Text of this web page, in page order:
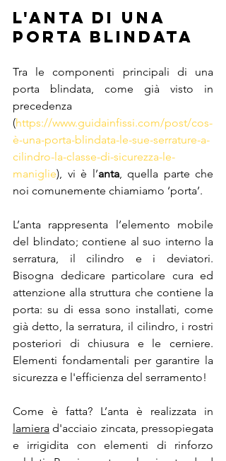
l'anta di una
porta blindata
Tra le componenti principali di una
porta blindata, come già visto in
precedenza
(https://www.guidainfissi.com/post/cos-
è-una-porta-blindata-le-sue-serrature-a-
cilindro-la-classe-di-sicurezza-le-
maniglie), vi è l’anta, quella parte che
noi comunemente chiamiamo ‘porta’.
L’anta rappresenta l’elemento mobile
del blindato; contiene al suo interno la
serratura, il cilindro e i deviatori.
Bisogna dedicare particolare cura ed
attenzione alla struttura che contiene la
porta: su di essa sono installati, come
già detto, la serratura, il cilindro, i rostri
posteriori di chiusura e le cerniere.
Elementi fondamentali per garantire la
sicurezza e l'efficienza del serramento!
lamiera d'acciaio zincata, pressopiegata
e irrigidita con elementi di rinforzo